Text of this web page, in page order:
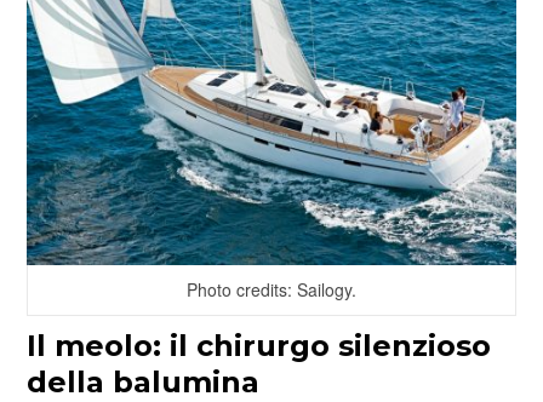
Photo credits: Sailogy.
Il meolo: il chirurgo silenzioso
della balumina